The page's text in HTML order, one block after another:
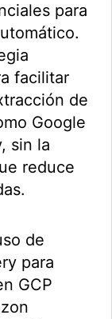
para
facilitar
de
Google
sin la
reduce
de
para
GCP